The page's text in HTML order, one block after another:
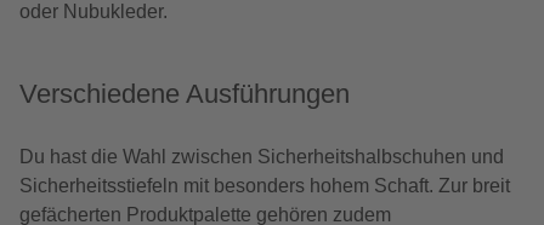
oder Nubukleder.
Verschiedene Ausführungen
Du hast die Wahl zwischen Sicherheitshalbschuhen und
Sicherheitsstiefeln mit besonders hohem Schaft. Zur breit
gefächerten Produktpalette gehören zudem